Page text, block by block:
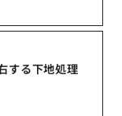
する下地処理